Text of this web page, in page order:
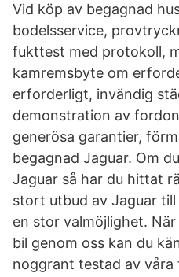
Vid köp av begagnad
bodelsservice,
fukttest med protokoll,
kamremsbyte om
erforderligt, invändig
demonstration av
generösa garantier,
begagnad Jaguar. Om
Jaguar så har du hittat
stort utbud av Jaguar
en stor valmöjlighet.
bil genom oss kan du
noggrant testad av